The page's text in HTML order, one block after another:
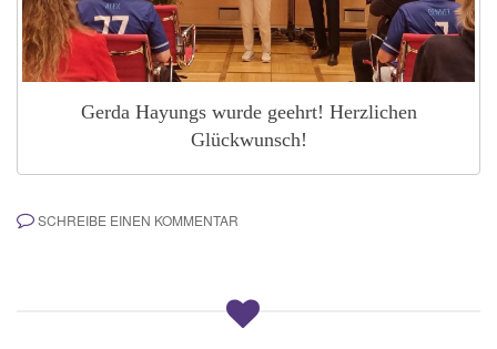
Gerda Hayungs wurde geehrt! Herzlichen
Glückwunsch!
SCHREIBE EINEN KOMMENTAR